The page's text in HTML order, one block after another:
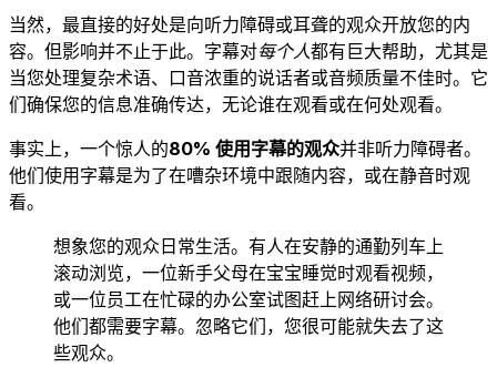
当然，最直接的好处是向听力障碍或耳聋的观众开放您的内
容。但影响并不止于此。字幕对每个人都有巨大帮助，尤其是
当您处理复杂术语、口音浓重的说话者或音频质量不佳时。它
们确保您的信息准确传达，无论谁在观看或在何处观看。
事实上，一个惊人的80% 使用字幕的观众并非听力障碍者。
他们使用字幕是为了在嘈杂环境中跟随内容，或在静音时观
看。
想象您的观众日常生活。有人在安静的通勤列车上
滚动浏览，一位新手父母在宝宝睡觉时观看视频，
或一位员工在忙碌的办公室试图赶上网络研讨会。
他们都需要字幕。忽略它们，您很可能就失去了这
些观众。